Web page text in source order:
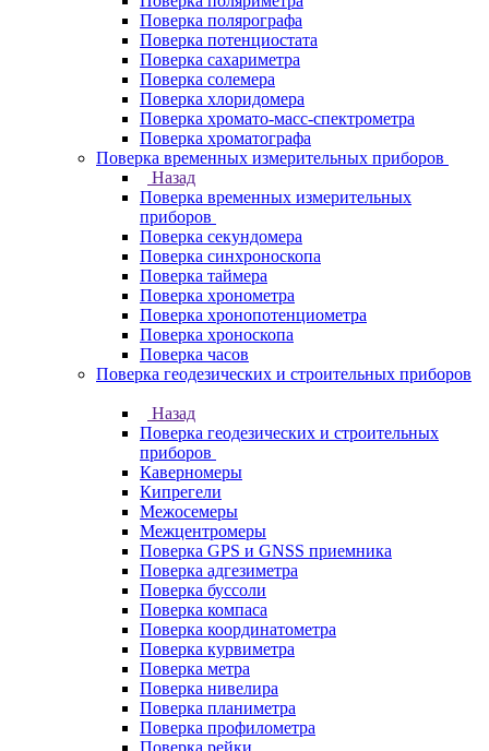
Поверка полярографа
Поверка потенциостата
Поверка сахариметра
Поверка солемера
Поверка хлоридомера
Поверка хромато-масс-спектрометра
Поверка хроматографа
Поверка временных измерительных приборов
Назад
Поверка временных измерительных
приборов
Поверка секундомера
Поверка синхроноскопа
Поверка таймера
Поверка хронометра
Поверка хронопотенциометра
Поверка хроноскопа
Поверка часов
Поверка геодезических и строительных приборов
Назад
Поверка геодезических и строительных
приборов
Каверномеры
Кипрегели
Межосемеры
Межцентромеры
Поверка GPS и GNSS приемника
Поверка адгезиметра
Поверка буссоли
Поверка компаса
Поверка координатометра
Поверка курвиметра
Поверка метра
Поверка нивелира
Поверка планиметра
Поверка профилометра
Поверка рейки